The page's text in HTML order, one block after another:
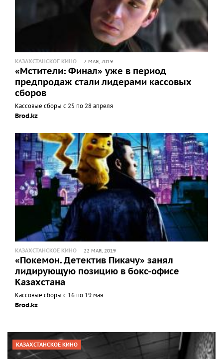
КАЗАХСТАНСКОЕ КИНО 2 МАЯ, 2019
«Мстители: Финал» уже в период
предпродаж стали лидерами кассовых
сборов
Кассовые сборы с 25 по 28 апреля
Brod.kz
КАЗАХСТАНСКОЕ КИНО 22 МАЯ, 2019
«Покемон. Детектив Пикачу» занял
лидирующую позицию в бокс-офисе
Казахстана
Кассовые сборы с 16 по 19 мая
Brod.kz
КАЗАХСТАНСКОЕ КИНО